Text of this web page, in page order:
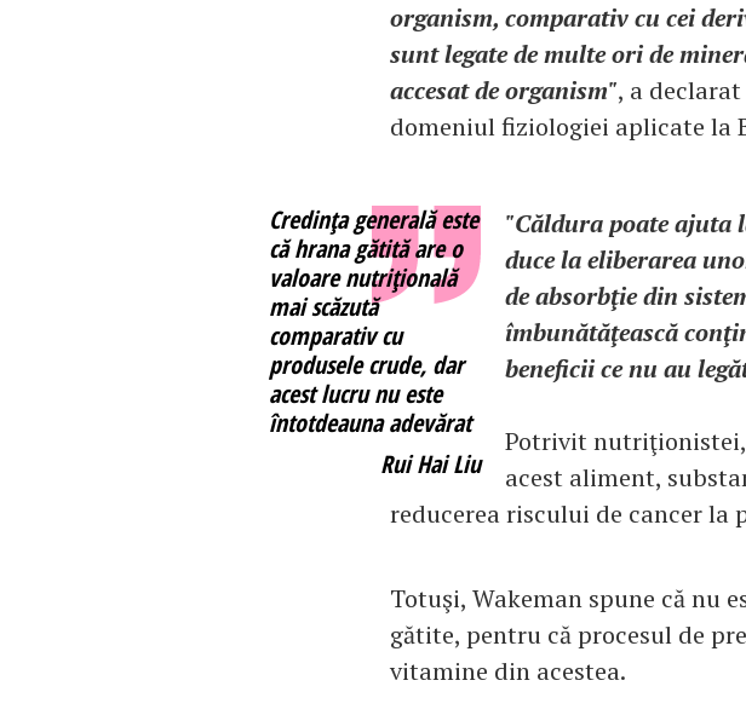
organism, comparativ cu cei
sunt legate de multe ori de
accesat de organism", a
domeniul fiziologiei aplicate la
Credinţa generală este
că hrana gătită are o
valoare nutriţională
mai scăzută
comparativ cu
produsele crude, dar
acest lucru nu este
întotdeauna adevărat
Rui Hai Liu
"Căldura poate ajuta
duce la eliberarea
de absorbţie din
îmbunătăţească
beneficii ce nu au
Potrivit
acest aliment,
reducerea riscului de cancer la
Totuşi, Wakeman spune că nu
gătite, pentru că procesul de
vitamine din acestea.